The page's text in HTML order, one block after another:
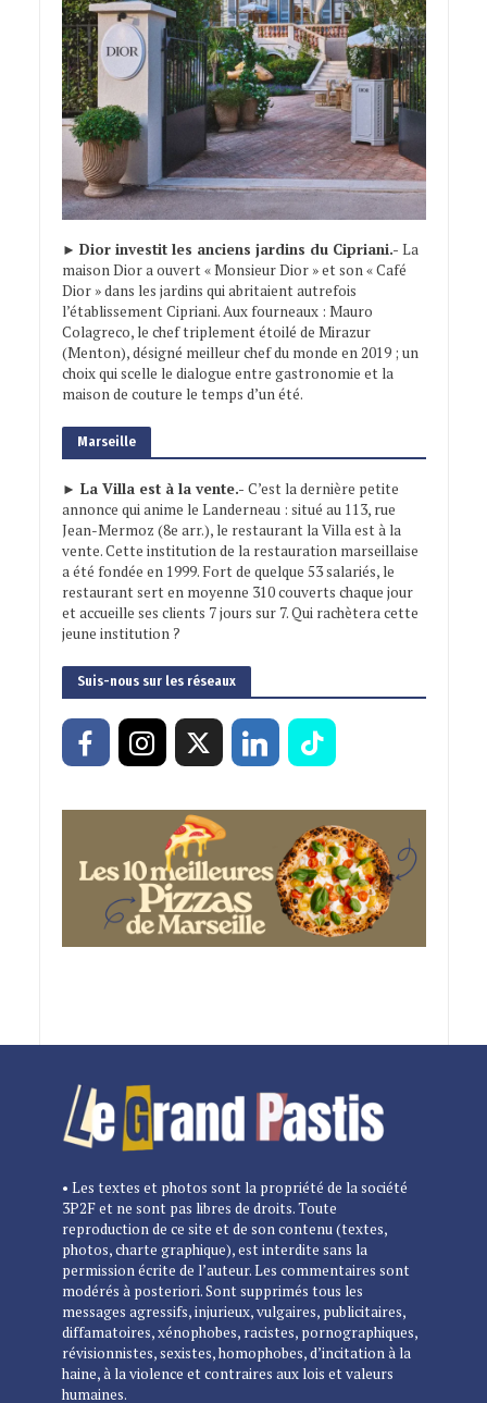
► Dior investit les anciens jardins du Cipriani.- La
maison Dior a ouvert « Monsieur Dior » et son « Café
Dior » dans les jardins qui abritaient autrefois
l’établissement Cipriani. Aux fourneaux : Mauro
Colagreco, le chef triplement étoilé de Mirazur
(Menton), désigné meilleur chef du monde en 2019 ; un
choix qui scelle le dialogue entre gastronomie et la
maison de couture le temps d’un été.
Marseille
► La Villa est à la vente.- C’est la dernière petite
annonce qui anime le Landerneau : situé au 113, rue
Jean-Mermoz (8e arr.), le restaurant la Villa est à la
vente. Cette institution de la restauration marseillaise
a été fondée en 1999. Fort de quelque 53 salariés, le
restaurant sert en moyenne 310 couverts chaque jour
et accueille ses clients 7 jours sur 7. Qui rachètera cette
jeune institution ?
Suis-nous sur les réseaux
• Les textes et photos sont la propriété de la société
3P2F et ne sont pas libres de droits. Toute
reproduction de ce site et de son contenu (textes,
photos, charte graphique), est interdite sans la
permission écrite de l’auteur. Les commentaires sont
modérés à posteriori. Sont supprimés tous les
messages agressifs, injurieux, vulgaires, publicitaires,
diffamatoires, xénophobes, racistes, pornographiques,
révisionnistes, sexistes, homophobes, d’incitation à la
haine, à la violence et contraires aux lois et valeurs
humaines.